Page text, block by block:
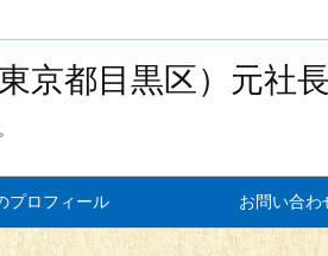
京都目黒区）元社
プロフィール お問い合わ